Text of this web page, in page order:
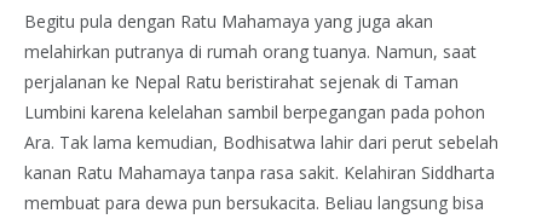
Begitu pula dengan Ratu Mahamaya yang juga akan
melahirkan putranya di rumah orang tuanya. Namun, saat
perjalanan ke Nepal Ratu beristirahat sejenak di Taman
Lumbini karena kelelahan sambil berpegangan pada pohon
Ara. Tak lama kemudian, Bodhisatwa lahir dari perut sebelah
kanan Ratu Mahamaya tanpa rasa sakit. Kelahiran Siddharta
membuat para dewa pun bersukacita. Beliau langsung bisa